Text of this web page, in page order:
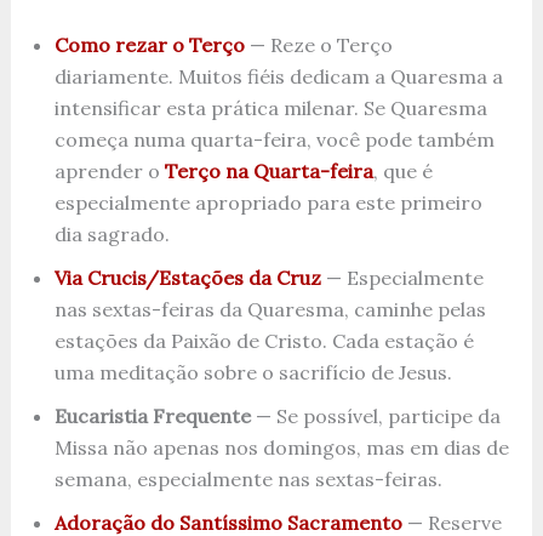
Como rezar o Terço— Reze o Terço
diariamente. Muitos fiéis dedicam a Quaresma a
intensificar esta prática milenar. Se Quaresma
começa numa quarta-feira, você pode também
aprender o Terço na Quarta-feira, que é
especialmente apropriado para este primeiro
dia sagrado.
Via Crucis/Estações da Cruz— Especialmente
nas sextas-feiras da Quaresma, caminhe pelas
estações da Paixão de Cristo. Cada estação é
uma meditação sobre o sacrifício de Jesus.
Eucaristia Frequente— Se possível, participe da
Missa não apenas nos domingos, mas em dias de
semana, especialmente nas sextas-feiras.
Adoração do Santíssimo Sacramento— Reserve